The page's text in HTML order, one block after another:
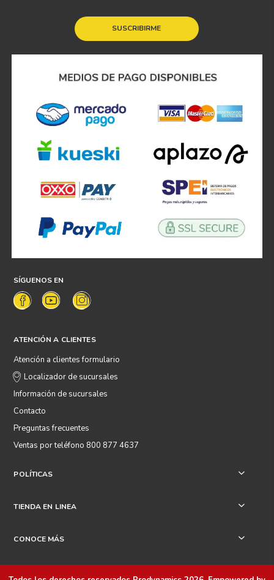
SUSCRIBIRME
SÍGUENOS EN
ATENCIÓN A CLIENTES
Atención a clientes formulario
Localizador de sucursales
Información de sucursales
Contacto
Preguntas frecuentes
Ventas por teléfono 800 877 4637
POLÍTICAS +
TIENDA EN LINEA +
CONOCE MÁS +